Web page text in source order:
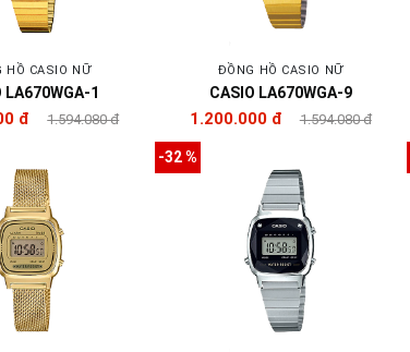
HỒ CASIO NỮ
LA670WGA-1
đ 1.594.080 đ
ĐỒNG HỒ CASIO NỮ
CASIO LA670WGA-9
1.200.000 đ 1.594.080 đ
-32 %